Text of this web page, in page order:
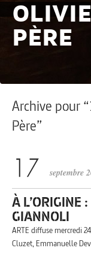
PÈRE
Archive pour
Père”
septembre
À L’ORIGINE
GIANNOLI
ARTE diffuse mercredi
Cluzet, Emmanuelle